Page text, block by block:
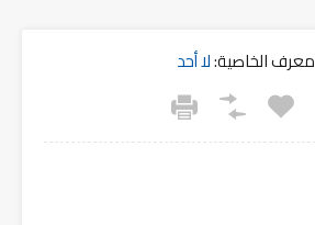
معرف الخاصية:لا أحد